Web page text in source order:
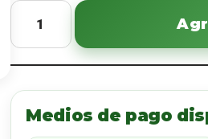
Medios de pago